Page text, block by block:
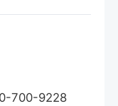
700-9228